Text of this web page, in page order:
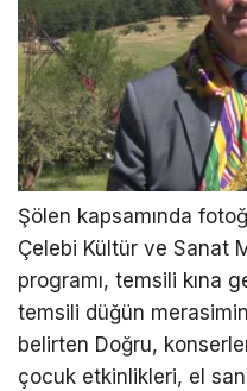
Şölen kapsamında
Çelebi Kültür ve Sanat
programı, temsili kına
temsili düğün
belirten Doğru,
çocuk etkinlikleri, el